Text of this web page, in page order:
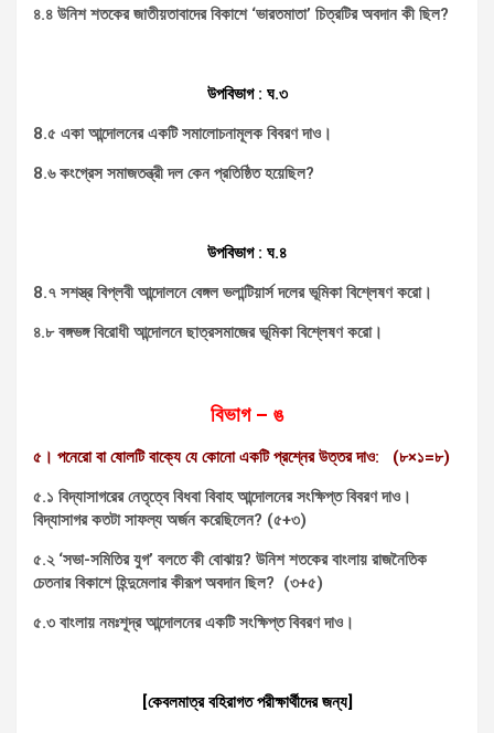
৪.৪ উনিশ শতকের জাতীয়তাবাদের বিকাশে ‘ভারতমাতা’ চিত্রটির অবদান কী ছিল?
উপবিভাগ : ঘ.৩
8.৫ একা আন্দোলনের একটি সমালোচনামূলক বিবরণ দাও।
8.৬ কংগ্রেস সমাজতন্ত্রী দল কেন প্রতিষ্ঠিত হয়েছিল?
উপবিভাগ : ঘ.৪
8.৭ সশস্ত্র বিপ্লবী আন্দোলনে বেঙ্গল ভলান্টিয়ার্স দলের ভূমিকা বিশ্লেষণ করো।
৪.৮ বঙ্গভঙ্গ বিরোধী আন্দোলনে ছাত্রসমাজের ভূমিকা বিশ্লেষণ করো।
বিভাগ– ঙ
৫। পনেরো বা ষোলটি বাক্যে যে কোনো একটি প্রশ্নের উত্তর দাও: (৮×১=৮)
৫.১ বিদ্যাসাগরের নেতৃত্বে বিধবা বিবাহ আন্দোলনের সংক্ষিপ্ত বিবরণ দাও।
বিদ্যাসাগর কতটা সাফল্য অর্জন করেছিলেন? (৫+৩)
৫.২ ‘সভা-সমিতির যুগ’ বলতে কী বোঝায়? উনিশ শতকের বাংলায় রাজনৈতিক
চেতনার বিকাশে হিন্দুমেলার কীরূপ অবদান ছিল? (৩+৫)
৫.৩ বাংলায় নমঃশূদ্র আন্দোলনের একটি সংক্ষিপ্ত বিবরণ দাও।
[কেবলমাত্র বহিরাগত পরীক্ষার্থীদের জন্য]